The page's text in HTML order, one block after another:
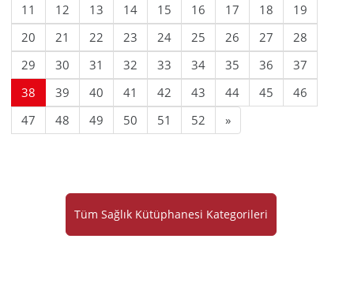
11
12 13 14 15 16 17 18
19
20
21 22 23 24 25 26 27
28
29
30 31 32 33 34 35 36
37
38
39 40 41 42 43 44 45
46
47
48 49 50 51 52 »
Tüm Sağlık Kütüphanesi Kategorileri